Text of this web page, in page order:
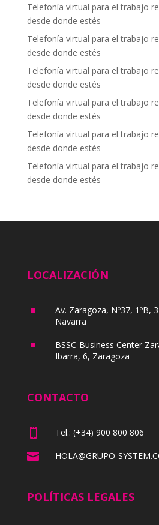
Telefonía virtual para el trabajo
desde donde estés
Telefonía virtual para el trabajo
desde donde estés
Telefonía virtual para el trabajo
desde donde estés
Telefonía virtual para el trabajo
desde donde estés
Telefonía virtual para el trabajo
desde donde estés
Telefonía virtual para el trabajo
desde donde estés
LOCALIZACIÓN
^
Av. Zaragoza, Nº37, 1ºB,
Navarra
^
BSSC-Business Center
Ibarra, 6, Zaragoza
CONTACTO
 Tel.: (+34) 900 800 806
 HOLA@GRUPO-
POLÍTICAS LEGALES